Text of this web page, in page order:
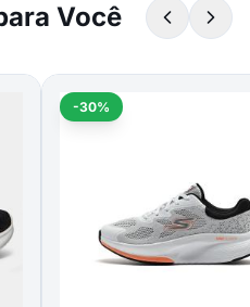
Você
-30%